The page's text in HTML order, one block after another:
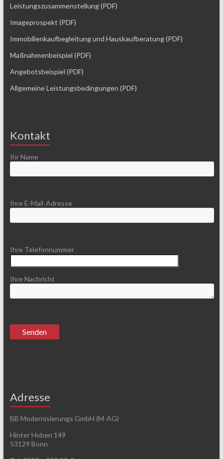
Leistungszusammenstellung (PDF)
Imageprospekt (PDF)
Immobilienkaufbegleitung und Hauskaufberatung (PDF)
Maßnahmenbeispiel (PDF)
Angebotsbeispiel (PDF)
Allgemeine Leistungsbedingungen (PDF)
Kontakt
Ihr Name
Ihre E-Mail-Adresse
Ihre Telefonnummer
Ihre Nachricht
Adresse
BB Modernisierungs GmbH (M-AG)
Hinter Hoben 149
53129 Bonn